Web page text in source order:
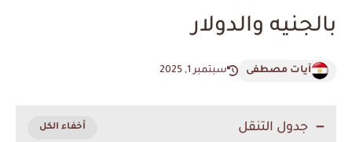
بالجنيه والدولار
آيات مصطفى سبتمبر 1, 2025
جدول التنقل